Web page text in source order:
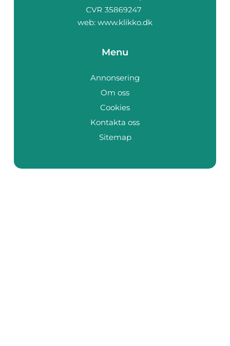
web: www.klikko.dk
Menu
Annonsering
Om oss
Cookies
Kontakta oss
Sitemap